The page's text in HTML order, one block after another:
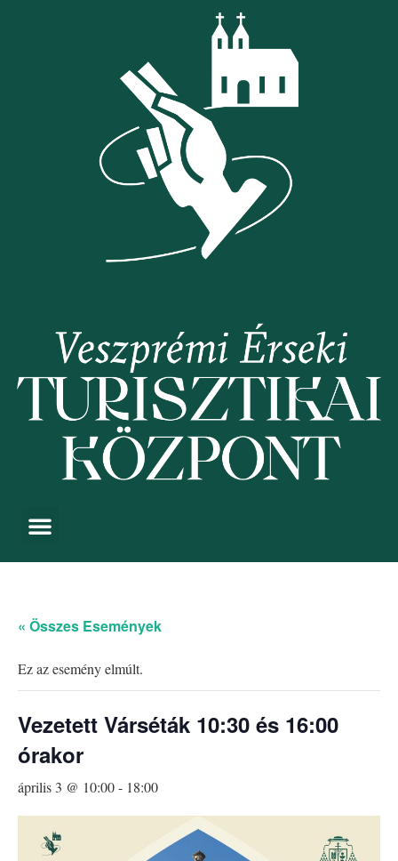
« Összes Események
Ez az esemény elmúlt.
Vezetett Várséták 10:30 és 16:00
órakor
április 3 @ 10:00- 18:00